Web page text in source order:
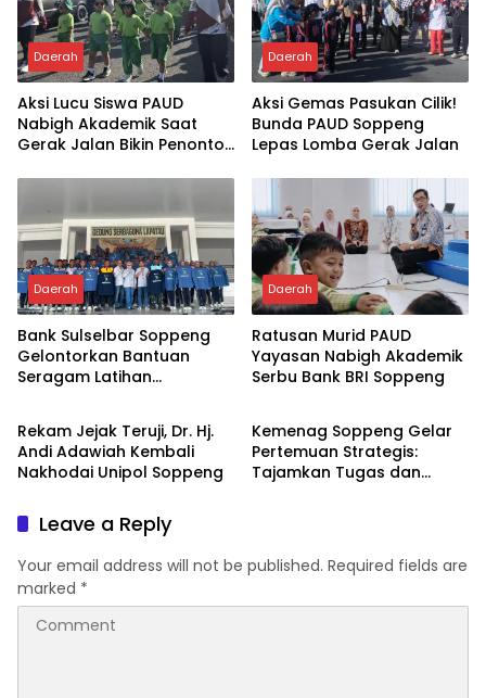
Daerah
Aksi Lucu Siswa PAUD
Nabigh Akademik Saat
Gerak Jalan Bikin Penonton
Daerah
Aksi Gemas Pasukan Cilik!
Bunda PAUD Soppeng
Lepas Lomba Gerak Jalan
Daerah
Bank Sulselbar Soppeng
Gelontorkan Bantuan
Seragam Latihan
Daerah
Ratusan Murid PAUD
Yayasan Nabigh Akademik
Serbu Bank BRI Soppeng
Daerah
Rekam Jejak Teruji, Dr. Hj.
Andi Adawiah Kembali
Nakhodai Unipol Soppeng
Daerah
Kemenag Soppeng Gelar
Pertemuan Strategis:
Tajamkan Tugas dan
Leave a Reply
Your email address will not be published. Required fields are
marked *